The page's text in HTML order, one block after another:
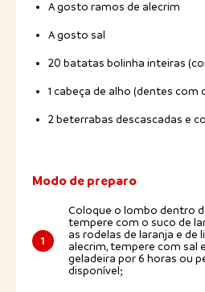
A gosto ramos de alecrim
A gosto sal
20 batatas bolinha inteiras
1 cabeça de alho (dentes com
2 beterrabas descascadas e
Modo de preparo
1
Coloque o lombo dentro
tempere com o suco de
as rodelas de laranja e de
alecrim, tempere com sal
geladeira por 6 horas ou
disponível;